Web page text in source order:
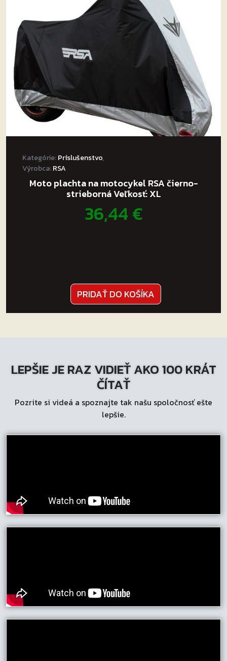
Kategórie:Príslušenstvo,
Výrobca:RSA
Moto plachta na motocykel RSA čierno-
strieborná Veľkosť: XL
36,44€
PRIDAŤ DO KOŠÍKA
LEPŠIE JE RAZ VIDIEŤ AKO 100 KRÁT
ČÍTAŤ
Pozrite si videá a spoznajte tak našu spoločnosť ešte
lepšie.